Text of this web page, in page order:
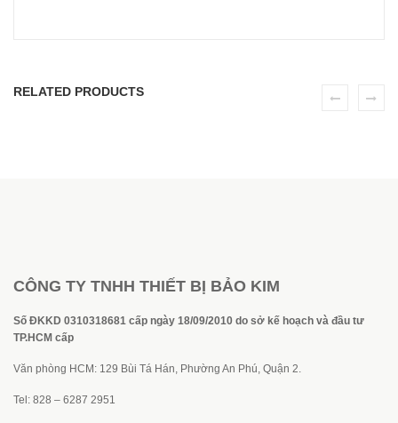
RELATED PRODUCTS
CÔNG TY TNHH THIẾT BỊ BẢO KIM
Số ĐKKD 0310318681 cấp ngày 18/09/2010 do sở kế hoạch và đầu tư
TP.HCM cấp
Văn phòng HCM: 129 Bùi Tá Hán, Phường An Phú, Quận 2.
Tel: 828 – 6287 2951